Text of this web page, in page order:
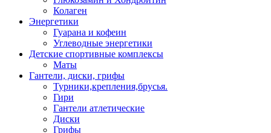
Колаген
Энергетики
Гуарана и кофеин
Углеводные энергетики
Детские спортивные комплексы
Маты
Гантели, диски, грифы
Турники,крепления,брусья.
Гири
Гантели атлетические
Диски
Грифы